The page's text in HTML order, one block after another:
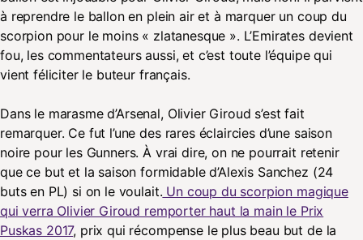
à reprendre le ballon en plein air et à marquer un coup du
scorpion pour le moins « zlatanesque ». L’Emirates devient
fou, les commentateurs aussi, et c’est toute l’équipe qui
vient féliciter le buteur français.
Dans le marasme d’Arsenal, Olivier Giroud s’est fait
remarquer. Ce fut l’une des rares éclaircies d’une saison
noire pour les Gunners. À vrai dire, on ne pourrait retenir
que ce but et la saison formidable d’Alexis Sanchez (24
buts en PL) si on le voulait. Un coup du scorpion magique
qui verra Olivier Giroud remporter haut la main le Prix
Puskas 2017, prix qui récompense le plus beau but de la